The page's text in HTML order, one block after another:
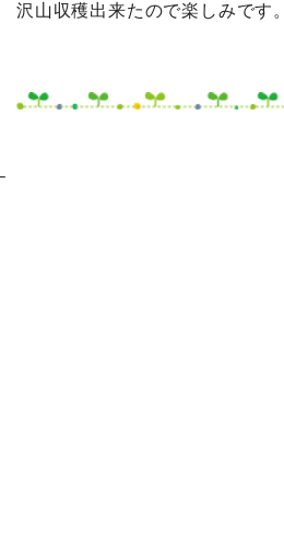
沢山収穫出来たので楽しみです。